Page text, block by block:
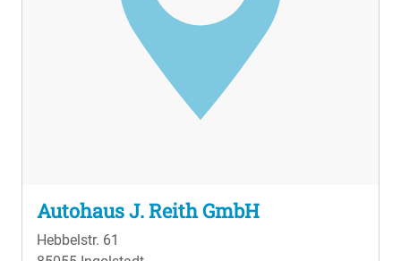
Autohaus J. Reith GmbH
Hebbelstr. 61